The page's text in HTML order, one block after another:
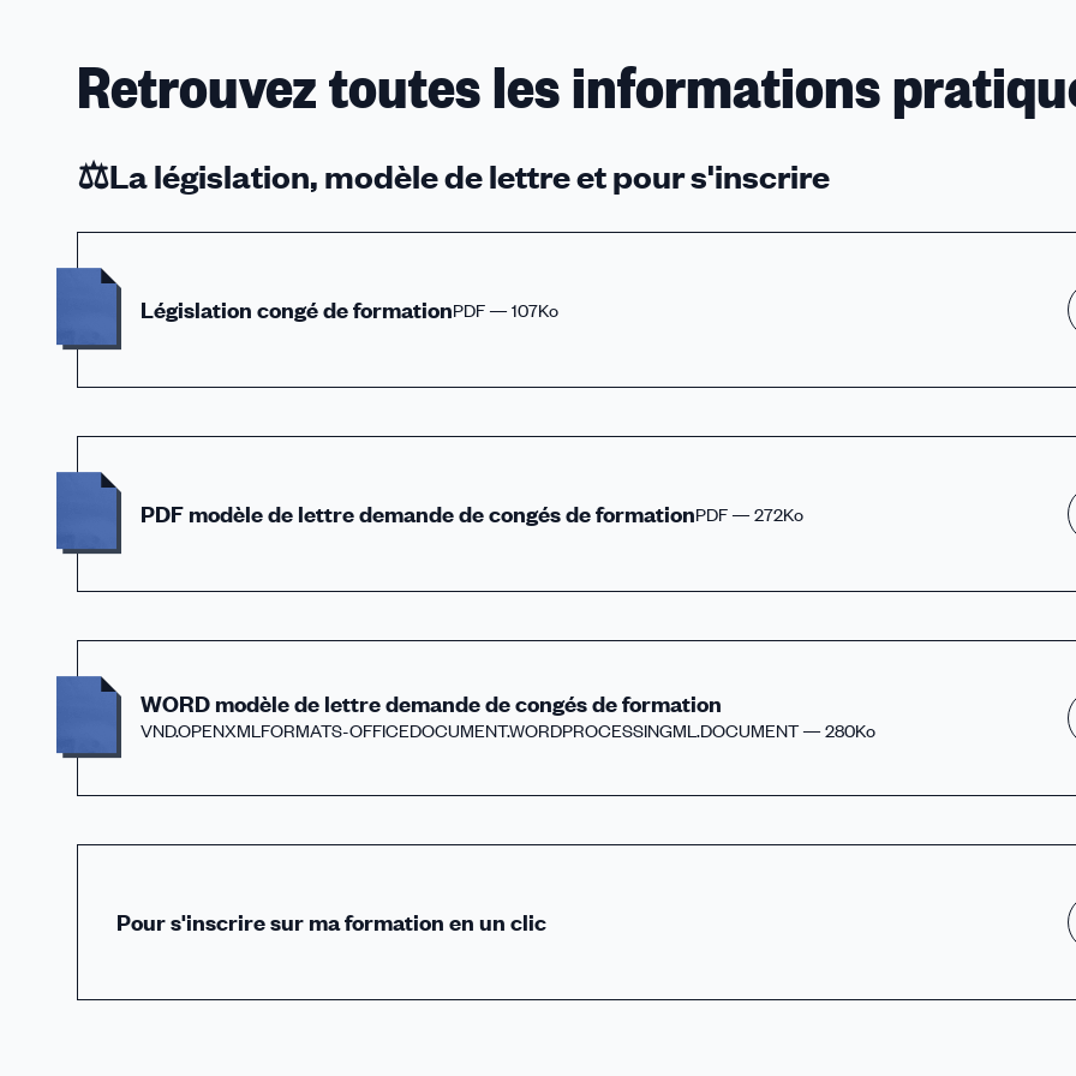
Formation CARSAT / Les RPS
Formation CARSAT / Mandatés CFDT dans les SPSTI
Formation CARSAT / Nanoparticules
Retrouvez toutes les informations
⚖️La législation, modèle de lettre et pour s'inscrire
Législation congé de formationPDF — 107Ko
PDF modèle de lettre demande de congés de formationPDF — 272Ko
WORD modèle de lettre demande de congés de formation
VND.OPENXMLFORMATS-OFFICEDOCUMENT.WORDPROCESSINGML.DOCUMENT — 280Ko
Pour s'inscrire sur ma formation en un clic